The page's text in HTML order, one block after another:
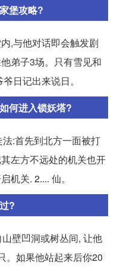
堡攻略?
,与他对话即会触发剧
弟子3场。只有雪见和
日记出来说日。
何进入锁妖塔?
:首先到北方一面被打
左方不远处的机关也开
机关. 2.... 仙。
?
壁凹洞或树丛间, 让他
。如果他站起来后你20